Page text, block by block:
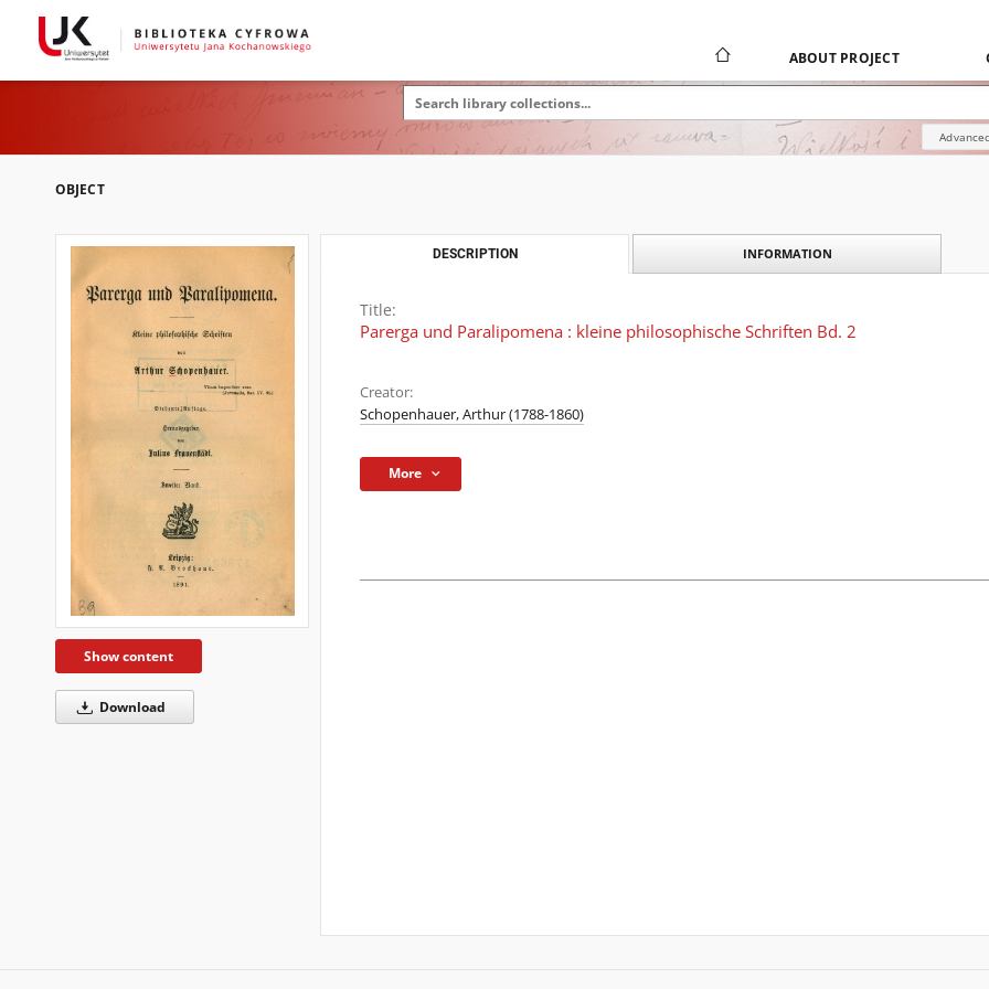
ABOUT PROJECT
OBJECT
Show content
Download
DESCRIPTION INFORMATION
Title:
Parerga und Paralipomena : kleine philosophische Schriften Bd. 2
Creator:
Schopenhauer, Arthur (1788-1860)
More